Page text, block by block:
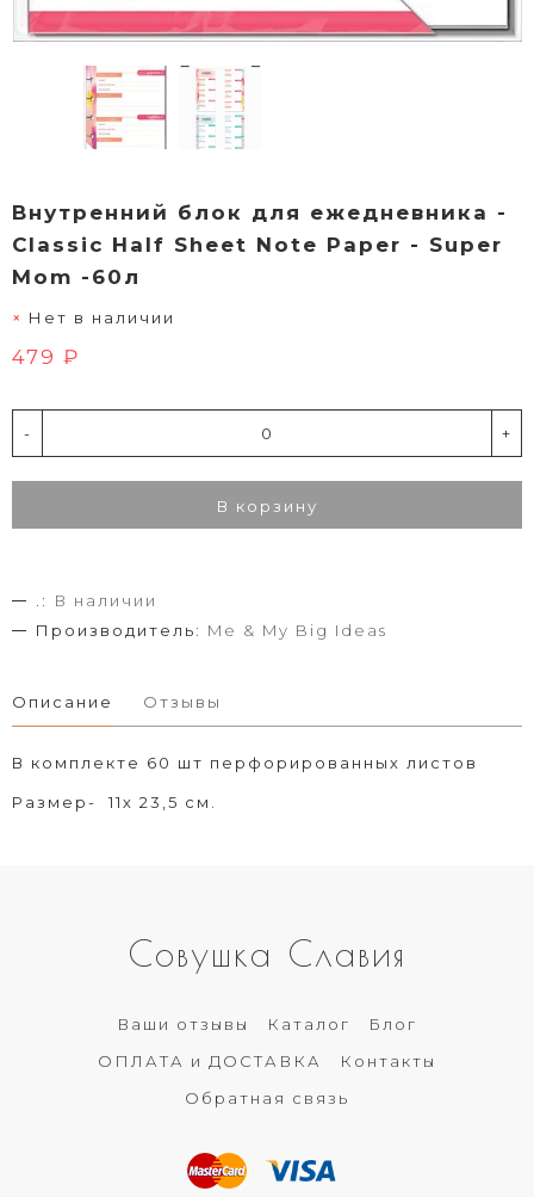
Внутренний блок для ежедневника -
Classic Half Sheet Note Paper - Super
Mom -60л
Нет в наличии
479 ₽
- +
В корзину
.:
В наличии
Производитель: Me & My Big Ideas
Описание Отзывы
В комплекте 60 шт перфорированных листов
Размер- 11х 23,5 см.
Совушка Славия
Ваши отзывы Каталог
Блог
ОПЛАТА и ДОСТАВКА
Контакты
Обратная связь